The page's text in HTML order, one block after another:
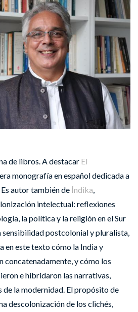
de libros. A destacar El
monografía en español dedicada a
autor también de Índika
intelectual: reflexiones
la política y la religión en el Sur
sensibilidad postcolonial y pluralista,
en este texto cómo la India y
concatenadamente, y cómo los
e hibridaron las narrativas,
la modernidad. El propósito de
descolonización de los clichés,